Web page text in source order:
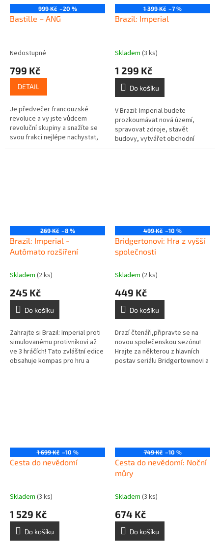
999 Kč –20 %
Bastille – ANG
Nedostupné
799 Kč
DETAIL
Je předvečer francouzské
revoluce a vy jste vůdcem
revoluční skupiny a snažíte se
svou frakci nejlépe nachystat,
aby byla připravena, až bude
1 399 Kč –7 %
Brazil: Imperial
Skladem (3 ks)
1 299 Kč
Do košíku
V Brazil: Imperial budete
prozkoumávat nová území,
spravovat zdroje, stavět
budovy, vytvářet obchodní
prostředí, získávat podporu
269 Kč –8 %
Brazil: Imperial -
Autômato rozšíření
Skladem (2 ks)
245 Kč
Do košíku
Zahrajte si Brazil: Imperial proti
simulovanému protivníkovi až
ve 3 hráčích! Tato zvláštní edice
obsahuje kompas pro hru a
výroční minci ke 200 letům
499 Kč –10 %
Bridgertonovi: Hra z vyšší
společnosti
Skladem (2 ks)
449 Kč
Do košíku
Drazí čtenáři,připravte se na
novou společenskou sezónu!
Hrajte za některou z hlavních
postav seriálu Bridgertownovi a
účastněte se plesů, abyste si
1 699 Kč –10 %
Cesta do nevědomí
Skladem (3 ks)
1 529 Kč
Do košíku
749 Kč –10 %
Cesta do nevědomí: Noční
můry
Skladem (3 ks)
674 Kč
Do košíku